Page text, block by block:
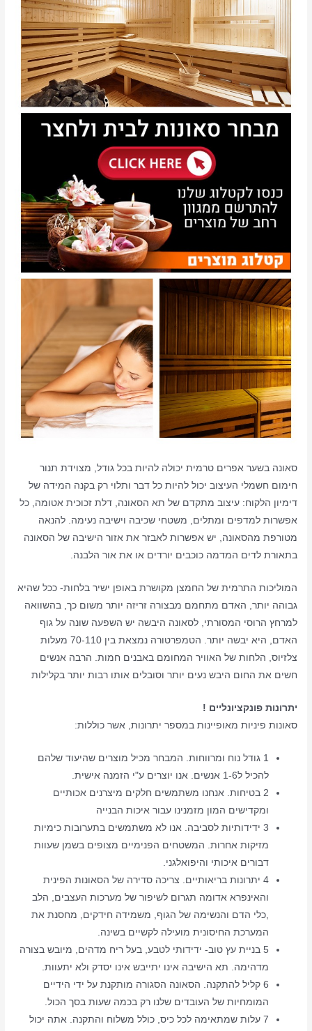
סאונה בשער אפרים טרמית יכולה להיות בכל גודל, מצוידת תנור
חימום חשמלי העיצוב יכול להיות כל דבר ותלוי רק בקנה המידה של
דימיון הלקוח: עיצוב מתקדם של תא הסאונה, דלת זכוכית אטומה, כל
אפשרות למדפים ומתלים, משטחי שכיבה וישיבה נעימה. להנאה
מטורפת מהסאונה, יש אפשרות לאבזר את אזור הישיבה של הסאונה
בתאורת לדים המדמה כוכבים יורדים או את אור הלבנה.
המוליכות התרמית של החמצן מקושרת באופן ישיר בלחות- ככל שהיא
גבוהה יותר, האדם מתחמם מבצורה זריזה יותר משום כך, בהשוואה
למרחץ הרוסי המסורתי, לסאונה היבשה יש השפעה שונה על גוף
האדם, היא יבשה יותר. הטמפרטורה נמצאת בין 70-110 מעלות
צלזיוס, הלחות של האוויר המחומם באבנים חמות. הרבה אנשים
חשים את החום היבש נעים יותר וסובלים אותו רבות יותר בקלילות
יתרונות פונקציונליים !
סאונות פיניות מאופיינות במספר יתרונות, אשר כוללות:
1 גודל נוח ומרווחות. המבחר מכיל מוצרים שהיעוד שלהם
להכיל ל1-6 אנשים. אנו יוצרים ע"י הזמנה אישית.
2 בטיחות. אנחנו משתמשים חלקים מיצרנים אכותיים
ומקדישים המון מזמנינו עבור איכות הבנייה
3 ידידותיות לסביבה. אנו לא משתמשים בתערובות כימיות
מזיקות אחרות. המשטחים הפנימיים מצופים בשמן שעוות
דבורים איכותי והיפואלגני.
4 יתרונות בריאותיים. צריכה סדירה של הסאונות הפינית
והאינפרא אדומה תגרום לשיפור של מערכות העצבים, הלב
,כלי הדם והנשימה של הגוף, משמידה חידקים, מחסנת את
המערכת החיסונית מועילה לקשיים בשינה.
5 בניית עץ טוב- ידידותי לטבע, בעל ריח מדהים, מיובש בצורה
מדהימה. תא הישיבה אינו יתייבש אינו יסדק ולא יתעוות.
6 קליל להתקנה. הסאונה הסגורה מותקנת על ידי הידיים
המומחיות של העובדים שלנו רק בכמה שעות בסך הכול.
7 עלות שמתאימה לכל כיס, כולל משלוח והתקנה. אתה יכול